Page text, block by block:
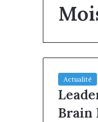
Actualité
Brain